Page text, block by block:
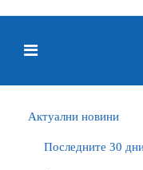
Актуални новини
Последните 30